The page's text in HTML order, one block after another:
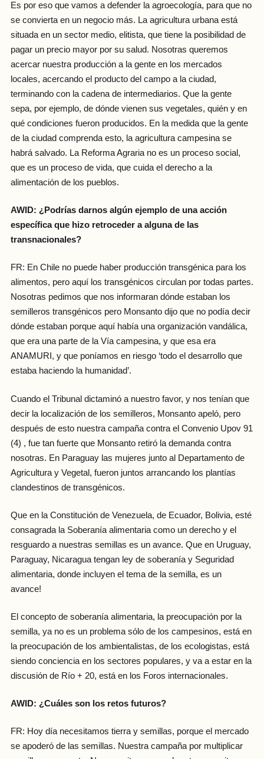
Es por eso que vamos a defender la agroecología, para que no
se convierta en un negocio más. La agricultura urbana está
situada en un sector medio, elitista, que tiene la posibilidad de
pagar un precio mayor por su salud. Nosotras queremos
acercar nuestra producción a la gente en los mercados
locales, acercando el producto del campo a la ciudad,
terminando con la cadena de intermediarios. Que la gente
sepa, por ejemplo, de dónde vienen sus vegetales, quién y en
qué condiciones fueron producidos. En la medida que la gente
de la ciudad comprenda esto, la agricultura campesina se
habrá salvado. La Reforma Agraria no es un proceso social,
que es un proceso de vida, que cuida el derecho a la
alimentación de los pueblos.
AWID: ¿Podrías darnos algún ejemplo de una acción
específica que hizo retroceder a alguna de las
transnacionales?
FR: En Chile no puede haber producción transgénica para los
alimentos, pero aquí los transgénicos circulan por todas partes.
Nosotras pedimos que nos informaran dónde estaban los
semilleros transgénicos pero Monsanto dijo que no podía decir
dónde estaban porque aquí había una organización vandálica,
que era una parte de la Vía campesina, y que esa era
ANAMURI, y que poníamos en riesgo ‘todo el desarrollo que
estaba haciendo la humanidad’.
Cuando el Tribunal dictaminó a nuestro favor, y nos tenían que
decir la localización de los semilleros, Monsanto apeló, pero
después de esto nuestra campaña contra el Convenio Upov 91
(4) , fue tan fuerte que Monsanto retiró la demanda contra
nosotras. En Paraguay las mujeres junto al Departamento de
Agricultura y Vegetal, fueron juntos arrancando los plantías
clandestinos de transgénicos.
Que en la Constitución de Venezuela, de Ecuador, Bolivia, esté
consagrada la Soberanía alimentaria como un derecho y el
resguardo a nuestras semillas es un avance. Que en Uruguay,
Paraguay, Nicaragua tengan ley de soberanía y Seguridad
alimentaria, donde incluyen el tema de la semilla, es un
avance!
El concepto de soberanía alimentaria, la preocupación por la
semilla, ya no es un problema sólo de los campesinos, está en
la preocupación de los ambientalistas, de los ecologistas, está
siendo conciencia en los sectores populares, y va a estar en la
discusión de Río + 20, está en los Foros internacionales.
AWID: ¿Cuáles son los retos futuros?
FR: Hoy día necesitamos tierra y semillas, porque el mercado
se apoderó de las semillas. Nuestra campaña por multiplicar